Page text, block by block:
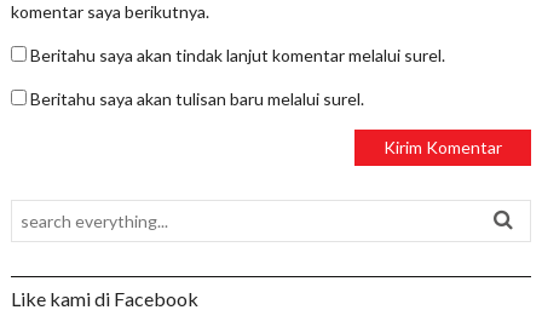
komentar saya berikutnya.
Beritahu saya akan tindak lanjut komentar melalui surel.
Beritahu saya akan tulisan baru melalui surel.
Like kami di Facebook